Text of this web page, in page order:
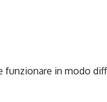
funzionare in modo